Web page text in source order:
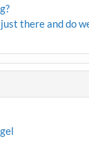
there and do